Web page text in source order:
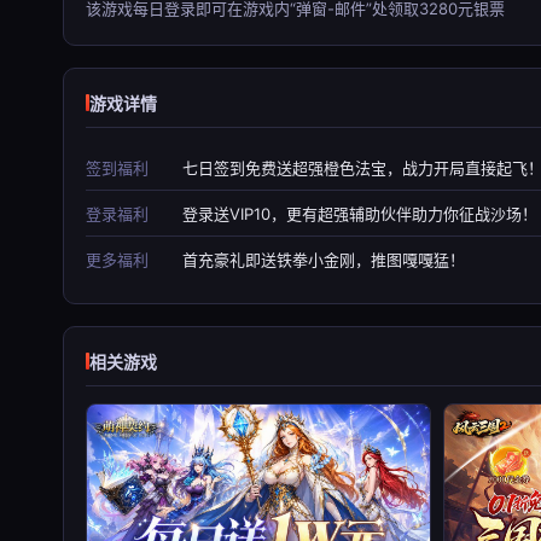
该游戏每日登录即可在游戏内“弹窗-邮件”处领取3280元银票
游戏详情
签到福利 七日签到免费送超强橙色法宝，战力开局直接起飞
登录福利 登录送VIP10，更有超强辅助伙伴助力你征战沙场！
更多福利 首充豪礼即送铁拳小金刚，推图嘎嘎猛！
相关游戏